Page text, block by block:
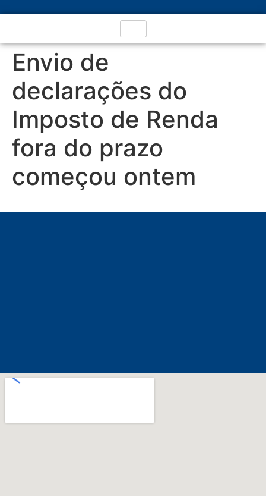
Envio de
declarações do
Imposto de Renda
fora do prazo
começou ontem